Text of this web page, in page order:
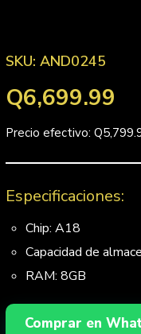
SKU: AND0245
Q6,699.99
Precio efectivo:
Especificaciones:
Chip: A18
Capacidad de
RAM: 8GB
Comprar en